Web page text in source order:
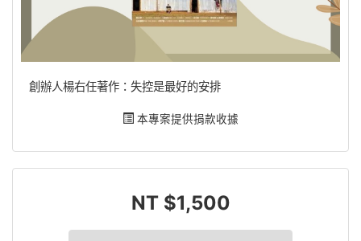
創辦人楊右任著作：失控是最好的安排
本專案提供捐款收據
NT $1,500